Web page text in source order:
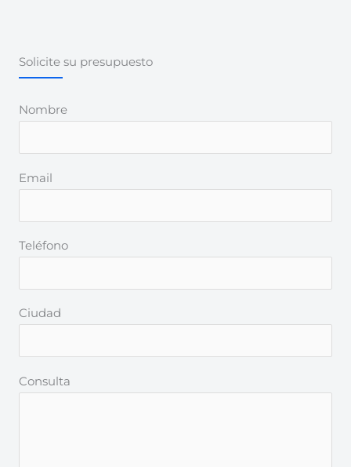
Solicite su presupuesto
Nombre
Email
Teléfono
Ciudad
Consulta